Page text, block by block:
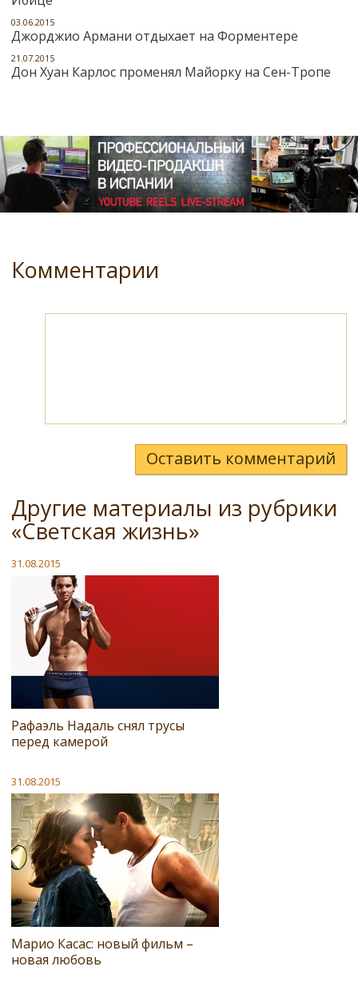
03.06.2015
Джорджио Армани отдыхает на Форментере
21.07.2015
Дон Хуан Карлос променял Майорку на Сен-Тропе
Комментарии
Оставить комментарий
Другие материалы из рубрики
«Светская жизнь»
31.08.2015
Рафаэль Надаль снял трусы
перед камерой
31.08.2015
Марио Касас: новый фильм –
новая любовь